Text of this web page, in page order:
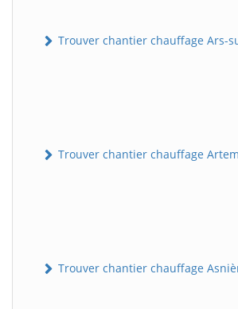
Trouver chantier chauffage Ars-
Trouver chantier chauffage
Trouver chantier chauffage